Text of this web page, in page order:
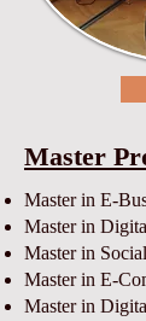
Master
Master in E-
Master in
Master in
Master in E-
Master in